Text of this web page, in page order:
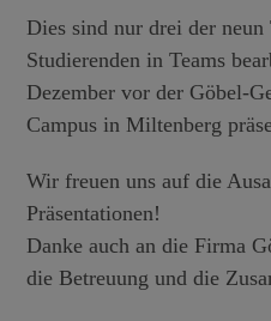
Dies sind nur drei der
Studierenden in Teams
Dezember vor der Göbel-
Campus in Miltenberg
Wir freuen uns auf die
Präsentationen!
Danke auch an die Firma
die Betreuung und die